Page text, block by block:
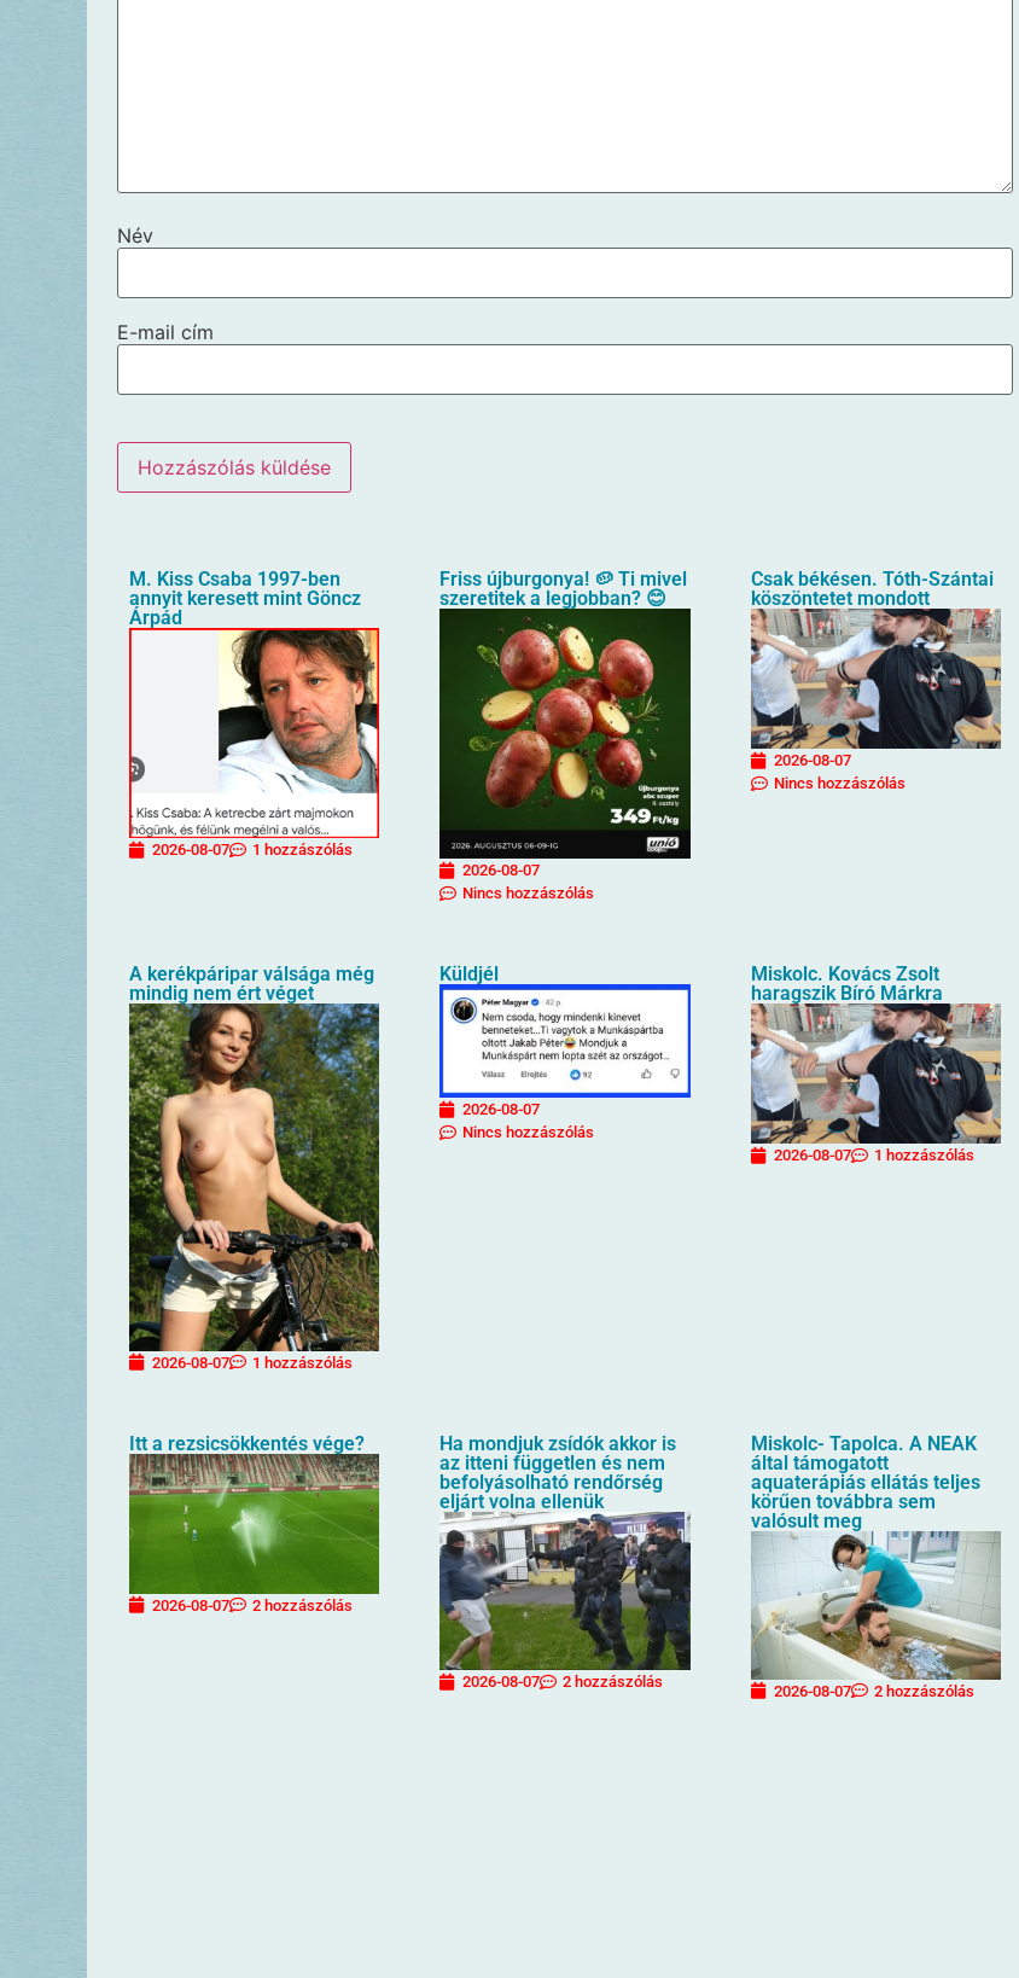
Név
E-mail cím
M. Kiss Csaba 1997-ben
annyit keresett mint Göncz
Árpád
2026-08-07 1 hozzászólás
Friss újburgonya! 🥔 Ti mivel
szeretitek a legjobban? 😊
2026-08-07
Nincs hozzászólás
Csak békésen. Tóth-Szántai
köszöntetet mondott
2026-08-07
Nincs hozzászólás
A kerékpáripar válsága még
mindig nem ért véget
2026-08-07 1 hozzászólás
Küldjél
2026-08-07
Nincs hozzászólás
Miskolc. Kovács Zsolt
haragszik Bíró Márkra
2026-08-07 1 hozzászólás
Itt a rezsicsökkentés vége?
2026-08-07 2 hozzászólás
Ha mondjuk zsídók akkor is
az itteni független és nem
befolyásolható rendőrség
eljárt volna ellenük
2026-08-07 2 hozzászólás
Miskolc- Tapolca. A NEAK
által támogatott
aquaterápiás ellátás teljes
körűen továbbra sem
valósult meg
2026-08-07 2 hozzászólás